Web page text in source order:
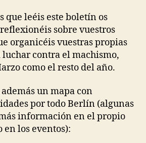
que leéis este boletín os
sobre vuestros
organicéis vuestras propias
contra el machismo,
como el resto del año.
un mapa con
por todo Berlín (algunas
información en el propio
los eventos):